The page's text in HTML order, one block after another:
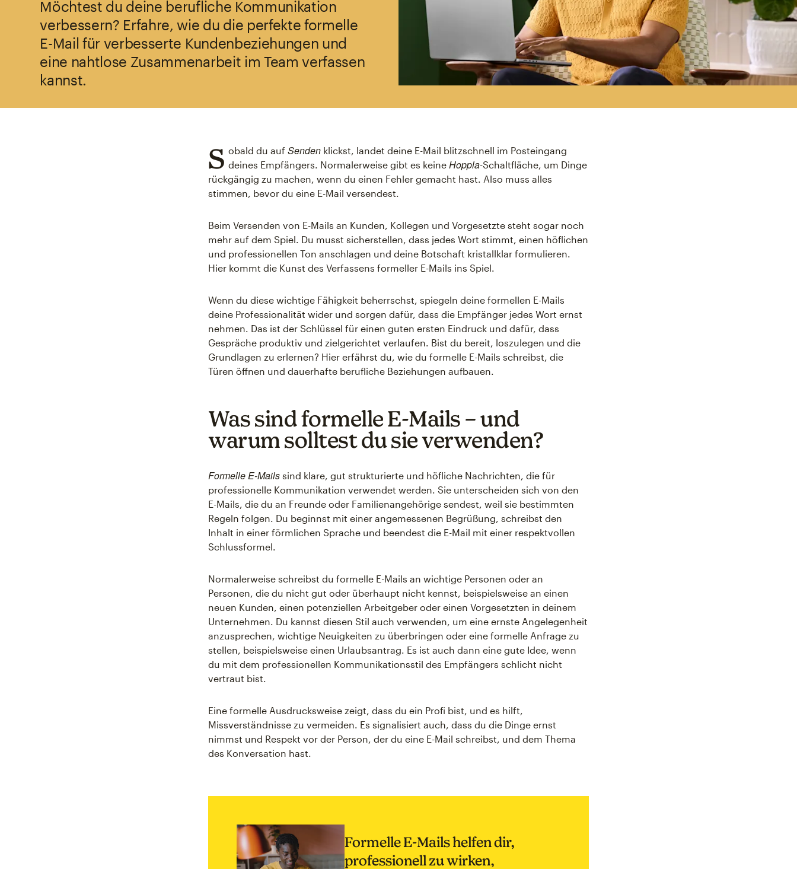
Möchtest du deine berufliche Kommunikation
verbessern? Erfahre, wie du die perfekte formelle
E-Mail für verbesserte Kundenbeziehungen und
eine nahtlose Zusammenarbeit im Team verfassen
kannst.
S obald du auf Sendenklickst, landet deine E-Mail blitzschnell im Posteingang
deines Empfängers. Normalerweise gibt es keine Hoppla-Schaltfläche, um Dinge
rückgängig zu machen, wenn du einen Fehler gemacht hast. Also muss alles
stimmen, bevor du eine E-Mail versendest.
Beim Versenden von E-Mails an Kunden, Kollegen und Vorgesetzte steht sogar noch
mehr auf dem Spiel. Du musst sicherstellen, dass jedes Wort stimmt, einen höflichen
und professionellen Ton anschlagen und deine Botschaft kristallklar formulieren.
Hier kommt die Kunst des Verfassens formeller E-Mails ins Spiel.
Wenn du diese wichtige Fähigkeit beherrschst, spiegeln deine formellen E-Mails
deine Professionalität wider und sorgen dafür, dass die Empfänger jedes Wort ernst
nehmen. Das ist der Schlüssel für einen guten ersten Eindruck und dafür, dass
Gespräche produktiv und zielgerichtet verlaufen. Bist du bereit, loszulegen und die
Grundlagen zu erlernen? Hier erfährst du, wie du formelle E-Mails schreibst, die
Türen öffnen und dauerhafte berufliche Beziehungen aufbauen.
Was sind formelle E-Mails – und
warum solltest du sie verwenden?
Formelle E-Mails sind klare, gut strukturierte und höfliche Nachrichten, die für
professionelle Kommunikation verwendet werden. Sie unterscheiden sich von den
E-Mails, die du an Freunde oder Familienangehörige sendest, weil sie bestimmten
Regeln folgen. Du beginnst mit einer angemessenen Begrüßung, schreibst den
Inhalt in einer förmlichen Sprache und beendest die E-Mail mit einer respektvollen
Schlussformel.
Normalerweise schreibst du formelle E-Mails an wichtige Personen oder an
Personen, die du nicht gut oder überhaupt nicht kennst, beispielsweise an einen
neuen Kunden, einen potenziellen Arbeitgeber oder einen Vorgesetzten in deinem
Unternehmen. Du kannst diesen Stil auch verwenden, um eine ernste Angelegenheit
anzusprechen, wichtige Neuigkeiten zu überbringen oder eine formelle Anfrage zu
stellen, beispielsweise einen Urlaubsantrag. Es ist auch dann eine gute Idee, wenn
du mit dem professionellen Kommunikationsstil des Empfängers schlicht nicht
vertraut bist.
Eine formelle Ausdrucksweise zeigt, dass du ein Profi bist, und es hilft,
Missverständnisse zu vermeiden. Es signalisiert auch, dass du die Dinge ernst
nimmst und Respekt vor der Person, der du eine E-Mail schreibst, und dem Thema
des Konversation hast.
Formelle E-Mails helfen dir,
professionell zu wirken,